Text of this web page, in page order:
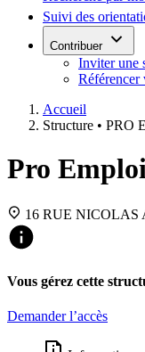
Suivi des
Contribuer
Inviter une
Référencer
Accueil
Structure • PRO
Pro
16 RUE NICOLAS
Vous gérez cette
Demander l’accès